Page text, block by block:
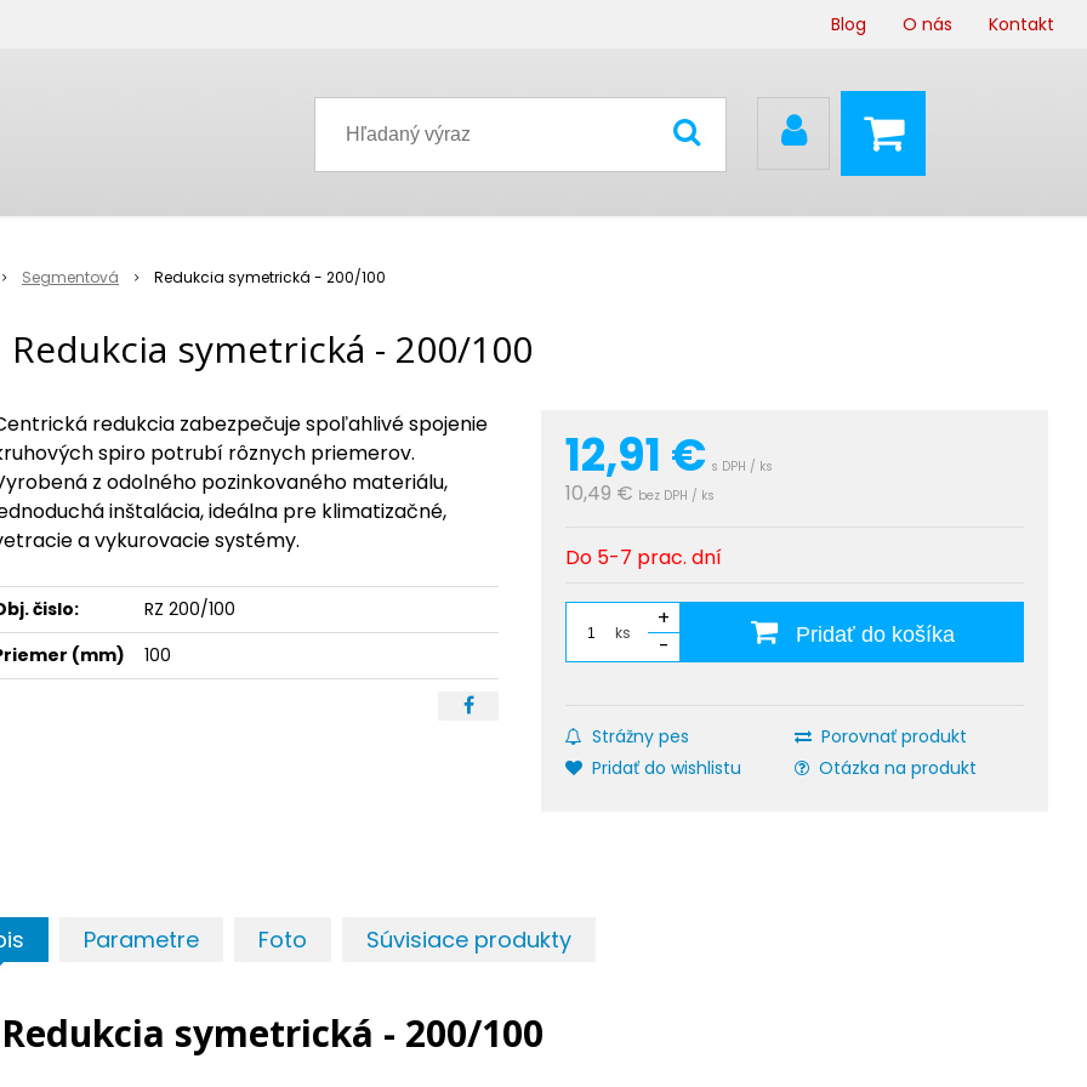
Blog O nás Kontakt
Segmentová Redukcia symetrická - 200/100
Redukcia symetrická - 200/100
12,91 € s DPH / ks
10,49 € bez DPH / ks
Do 5-7 prac. dní
ks
+
-
Pridať do košíka
Strážny pes
Porovnať produkt
Pridať do wishlistu
Otázka na produkt
redukcia zabezpečuje spoľahlivé spojenie
spiro potrubí rôznych priemerov.
z odolného pozinkovaného materiálu,
inštalácia, ideálna pre klimatizačné,
a vykurovacie systémy.
čislo:
RZ 200/100
(mm)
100
Parametre Foto Súvisiace produkty
Redukcia symetrická - 200/100